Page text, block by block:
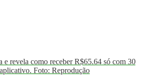
revela como receber R$65.64 só com 30
Foto: Reprodução